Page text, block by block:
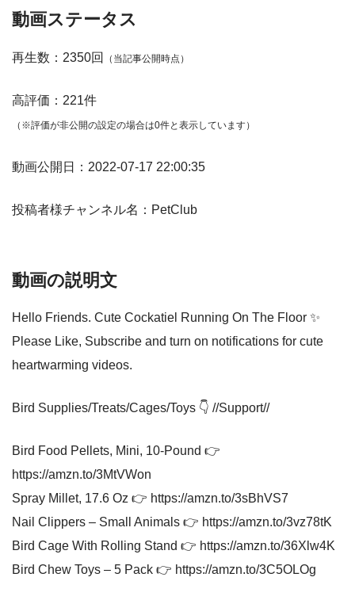
動画ステータス
再生数：2350回 （当記事公開時点）
高評価：221件
（※評価が非公開の設定の場合は0件と表示しています）
動画公開日：2022-07-17 22:00:35
投稿者様チャンネル名：PetClub
動画の説明文
Hello Friends. Cute Cockatiel Running On The Floor ✨
Please Like, Subscribe and turn on notifications for cute
heartwarming videos.
Bird Supplies/Treats/Cages/Toys 👇 //Support//
Bird Food Pellets, Mini, 10-Pound 👉
https://amzn.to/3MtVWon
Spray Millet, 17.6 Oz 👉 https://amzn.to/3sBhVS7
Nail Clippers – Small Animals 👉 https://amzn.to/3vz78tK
Bird Cage With Rolling Stand 👉 https://amzn.to/36Xlw4K
Bird Chew Toys – 5 Pack 👉 https://amzn.to/3C5OLOg